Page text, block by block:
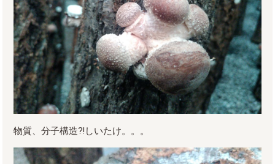
物質、分子構造⁈しいたけ。。。